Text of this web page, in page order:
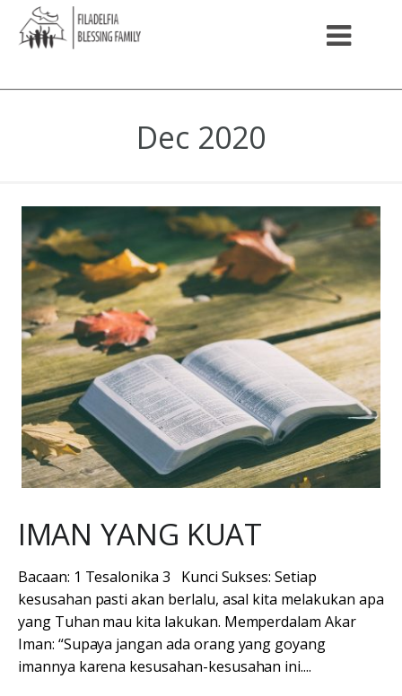
Dec 2020
IMAN YANG KUAT
Bacaan: 1 Tesalonika 3 Kunci Sukses: Setiap
kesusahan pasti akan berlalu, asal kita melakukan apa
yang Tuhan mau kita lakukan. Memperdalam Akar
Iman: “Supaya jangan ada orang yang goyang
imannya karena kesusahan-kesusahan ini....